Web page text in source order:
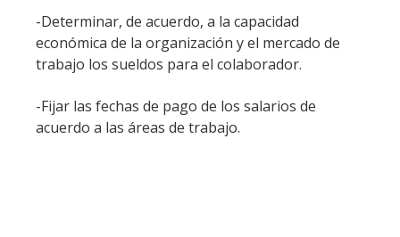
-Determinar, de acuerdo, a la capacidad
económica de la organización y el mercado de
trabajo los sueldos para el colaborador.
-Fijar las fechas de pago de los salarios de
acuerdo a las áreas de trabajo.